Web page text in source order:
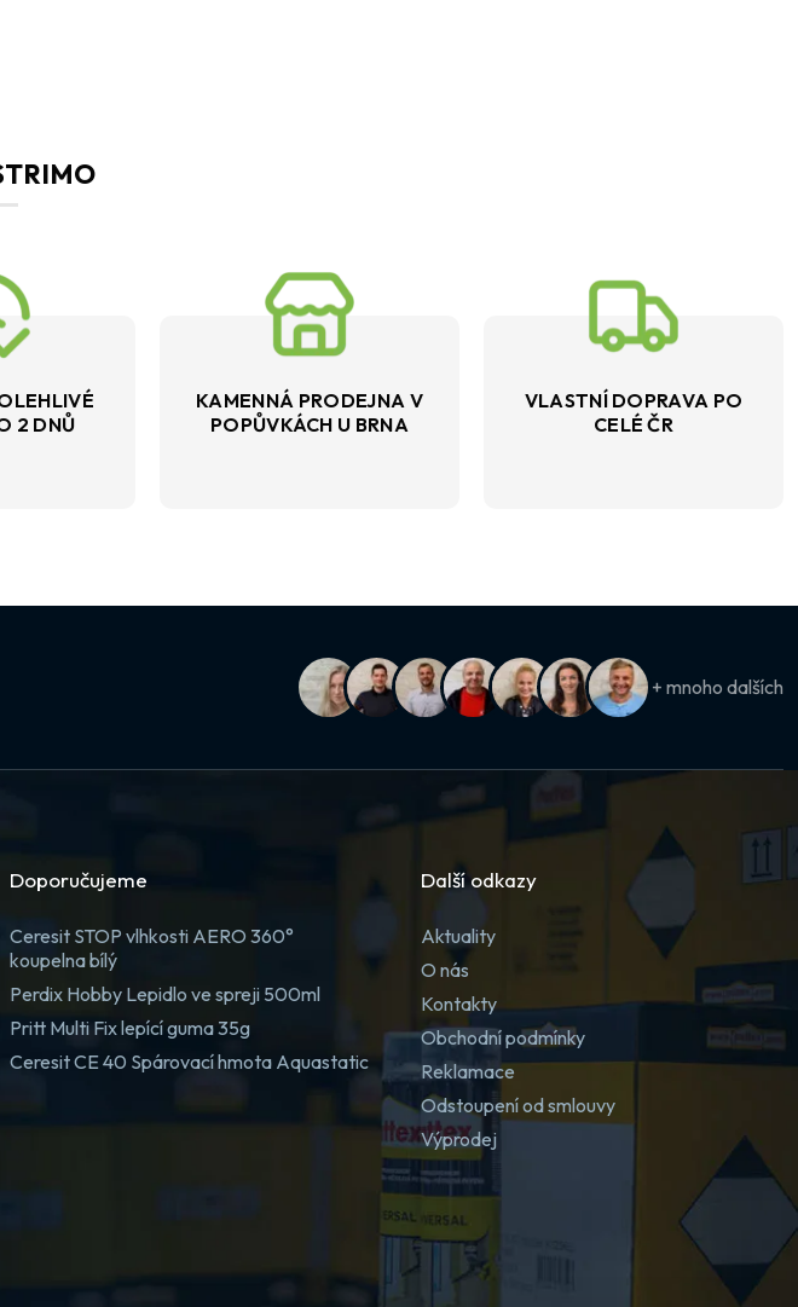
2 DNŮ
KAMENNÁ PRODEJNA V
POPŮVKÁCH U BRNA
VLASTNÍ DOPRAVA PO
CELÉ ČR
+ mnoho dalších
Doporučujeme
Ceresit STOP vlhkosti AERO 360°
koupelna bílý
Perdix Hobby Lepidlo ve spreji 500ml
Pritt Multi Fix lepící guma 35g
Ceresit CE 40 Spárovací hmota Aquastatic
Další odkazy
Aktuality
O nás
Kontakty
Obchodní podmínky
Reklamace
Odstoupení od smlouvy
Výprodej